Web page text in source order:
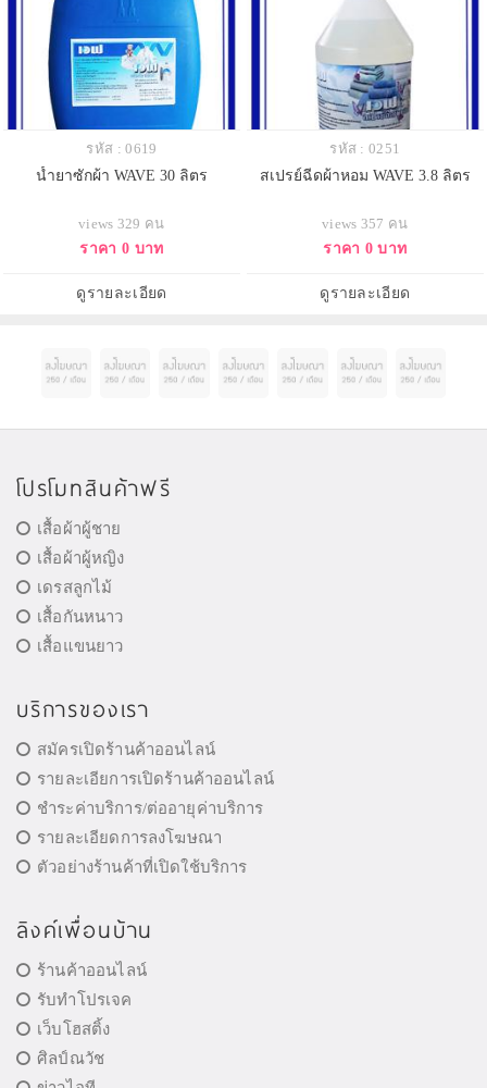
รหัส : 0619
น้ำยาซักผ้า WAVE 30 ลิตร
views 329 คน
ราคา 0 บาท
ดูรายละเอียด
รหัส : 0251
สเปรย์ฉีดผ้าหอม WAVE 3.8 ลิตร
views 357 คน
ราคา 0 บาท
ดูรายละเอียด
โปรโมทสินค้าฟรี
เสื้อผ้าผู้ชาย
เสื้อผ้าผู้หญิง
เดรสลูกไม้
เสื้อกันหนาว
เสื้อแขนยาว
บริการของเรา
สมัครเปิดร้านค้าออนไลน์
รายละเอียการเปิดร้านค้าออนไลน์
ชำระค่าบริการ/ต่ออายุค่าบริการ
รายละเอียดการลงโฆษณา
ตัวอย่างร้านค้าที่เปิดใช้บริการ
ลิงค์เพื่อนบ้าน
ร้านค้าออนไลน์
รับทำโปรเจค
เว็บโฮสติ้ง
ศิลป์ณวัช